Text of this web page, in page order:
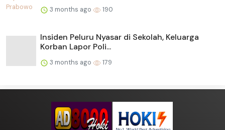
3 months ago 190
Insiden Peluru Nyasar di Sekolah, Keluarga
Korban Lapor Poli...
3 months ago 179